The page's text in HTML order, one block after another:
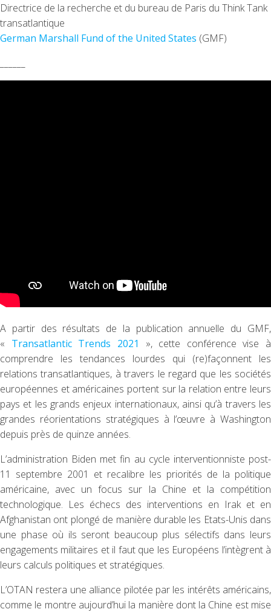
Directrice de la recherche et du bureau de Paris du Think Tank
transatlantique
German Marshall Fund of the United States (GMF)
A partir des résultats de la publication annuelle du GMF,
« Transatlantic Trends 2021 », cette conférence vise à
comprendre les tendances lourdes qui (re)façonnent les
relations transatlantiques, à travers le regard que les sociétés
européennes et américaines portent sur la relation entre leurs
pays et les grands enjeux internationaux, ainsi qu’à travers les
grandes réorientations stratégiques à l’œuvre à Washington
depuis près de quinze années.
L’administration Biden met fin au cycle interventionniste post-
11 septembre 2001 et recalibre les priorités de la politique
américaine, avec un focus sur la Chine et la compétition
technologique. Les échecs des interventions en Irak et en
Afghanistan ont plongé de manière durable les Etats-Unis dans
une phase où ils seront beaucoup plus sélectifs dans leurs
engagements militaires et il faut que les Européens l’intègrent à
leurs calculs politiques et stratégiques.
L’OTAN restera une alliance pilotée par les intérêts américains,
comme le montre aujourd’hui la manière dont la Chine est mise